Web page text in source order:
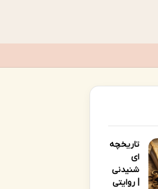
تاریخچه
ای
شنیدنی
| روایتی